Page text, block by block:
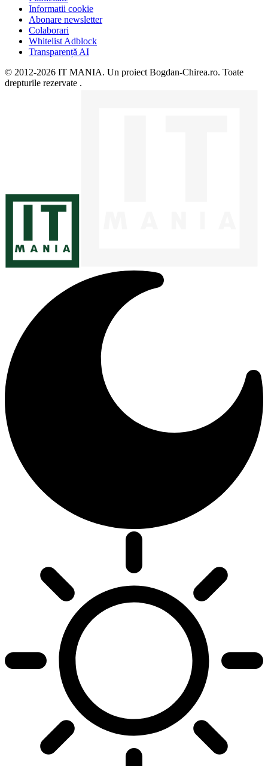
Informatii cookie
Abonare newsletter
Colaborari
Whitelist Adblock
Transparență AI
© 2012-2026 IT MANIA. Un proiect Bogdan-Chirea.ro. Toate
drepturile rezervate .